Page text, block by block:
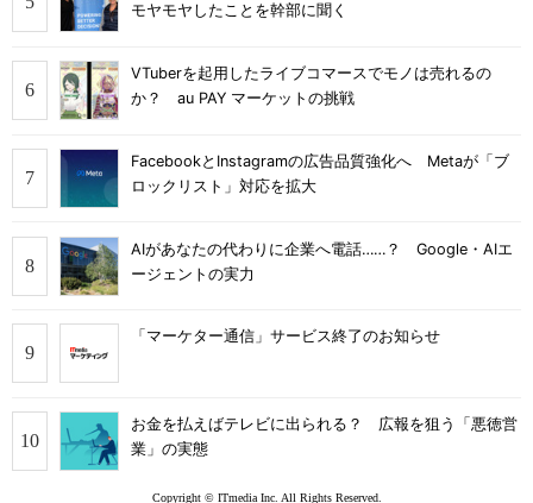
モヤモヤしたことを幹部に聞く
VTuberを起用したライブコマースでモノは売れるの
か？ au PAY マーケットの挑戦
FacebookとInstagramの広告品質強化へ Metaが「ブ
ロックリスト」対応を拡大
AIがあなたの代わりに企業へ電話……？ Google・AIエ
ージェントの実力
「マーケター通信」サービス終了のお知らせ
お金を払えばテレビに出られる？ 広報を狙う「悪徳営
業」の実態
Copyright © ITmedia Inc. All Rights Reserved.